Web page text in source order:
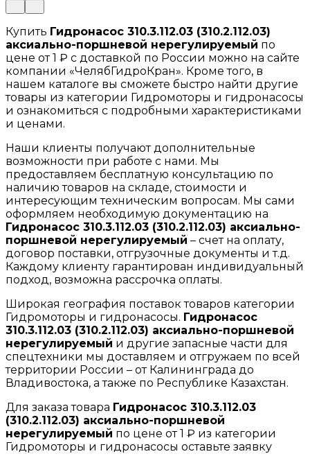
Купить Гидронасос 310.3.112.03 (310.2.112.03)
аксиально-поршневой нерегулируемый по
цене от 1 ₽ с доставкой по России можно на сайте
компании «ЧелябГидроКран». Кроме того, в
нашем каталоге вы сможете быстро найти другие
товары из категории Гидромоторы и гидронасосы
и ознакомиться с подробными характеристиками
и ценами.
Наши клиенты получают дополнительные
возможности при работе с нами. Мы
предоставляем бесплатную консультацию по
наличию товаров на складе, стоимости и
интересующим техническим вопросам. Мы сами
оформляем необходимую документацию на
Гидронасос 310.3.112.03 (310.2.112.03) аксиально-
поршневой нерегулируемый – счет на оплату,
договор поставки, отгрузочные документы и т.д.
Каждому клиенту гарантирован индивидуальный
подход, возможна рассрочка оплаты.
Широкая география поставок товаров категории
Гидромоторы и гидронасосы. Гидронасос
310.3.112.03 (310.2.112.03) аксиально-поршневой
нерегулируемый и другие запасные части для
спецтехники мы доставляем и отгружаем по всей
территории России – от Калининграда до
Владивостока, а также по Республике Казахстан.
Для заказа товара Гидронасос 310.3.112.03
(310.2.112.03) аксиально-поршневой
нерегулируемый по цене от 1 ₽ из категории
Гидромоторы и гидронасосы оставьте заявку